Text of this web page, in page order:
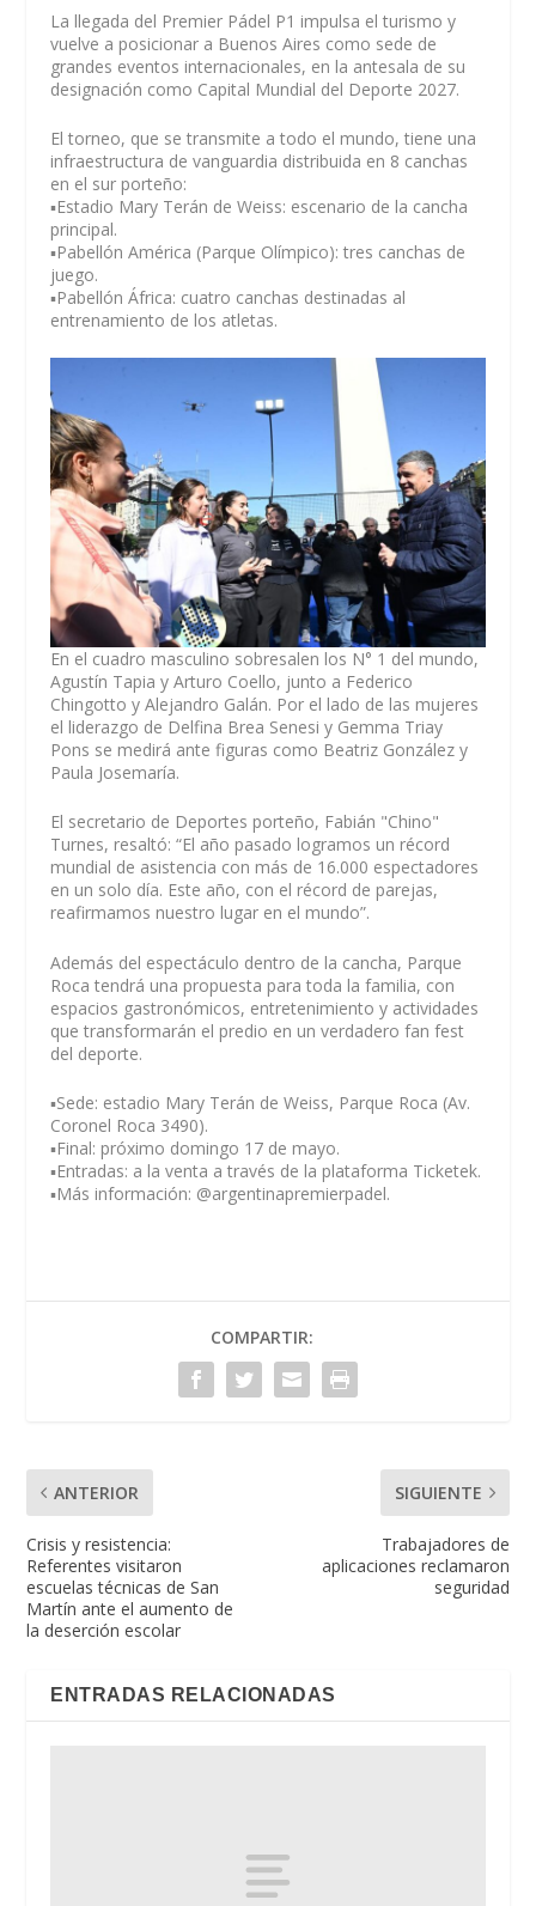
La llegada del Premier Pádel P1 impulsa el turismo y
vuelve a posicionar a Buenos Aires como sede de
grandes eventos internacionales, en la antesala de su
designación como Capital Mundial del Deporte 2027.
El torneo, que se transmite a todo el mundo, tiene una
infraestructura de vanguardia distribuida en 8 canchas
en el sur porteño:
▪️Estadio Mary Terán de Weiss: escenario de la cancha
principal.
▪️Pabellón América (Parque Olímpico): tres canchas de
juego.
▪️Pabellón África: cuatro canchas destinadas al
entrenamiento de los atletas.
En el cuadro masculino sobresalen los N° 1 del mundo,
Agustín Tapia y Arturo Coello, junto a Federico
Chingotto y Alejandro Galán. Por el lado de las mujeres
el liderazgo de Delfina Brea Senesi y Gemma Triay
Pons se medirá ante figuras como Beatriz González y
Paula Josemaría.
El secretario de Deportes porteño, Fabián "Chino"
Turnes, resaltó: “El año pasado logramos un récord
mundial de asistencia con más de 16.000 espectadores
en un solo día. Este año, con el récord de parejas,
reafirmamos nuestro lugar en el mundo”.
Además del espectáculo dentro de la cancha, Parque
Roca tendrá una propuesta para toda la familia, con
espacios gastronómicos, entretenimiento y actividades
que transformarán el predio en un verdadero fan fest
del deporte.
▪️Sede: estadio Mary Terán de Weiss, Parque Roca (Av.
Coronel Roca 3490).
▪️Final: próximo domingo 17 de mayo.
▪️Entradas: a la venta a través de la plataforma Ticketek.
▪️Más información: @argentinapremierpadel.
COMPARTIR:
ANTERIOR
Crisis y resistencia:
Referentes visitaron
escuelas técnicas de San
Martín ante el aumento de
la deserción escolar
SIGUIENTE
Trabajadores de
aplicaciones reclamaron
seguridad
ENTRADAS RELACIONADAS